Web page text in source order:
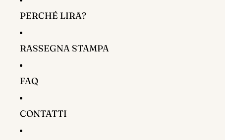
PERCHÉ LIRA?
RASSEGNA STAMPA
FAQ
CONTATTI